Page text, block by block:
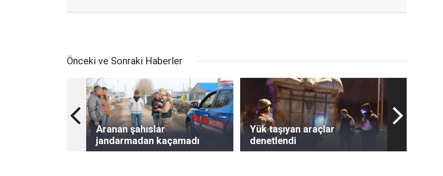
Önceki ve Sonraki Haberler
Aranan şahıslar
jandarmadan kaçamadı
Yük taşıyan araçlar
denetlendi